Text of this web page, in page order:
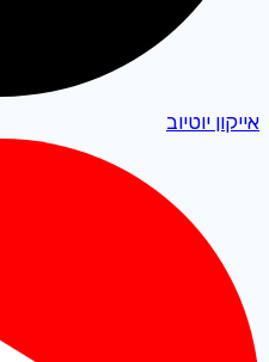
אייקון יוטיוב